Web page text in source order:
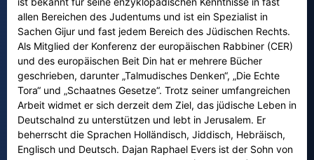
allen Bereichen des Judentums und ist ein Spezialist in
Sachen Gijur und fast jedem Bereich des Jüdischen Rechts.
Als Mitglied der Konferenz der europäischen Rabbiner (CER)
und des europäischen Beit Din hat er mehrere Bücher
geschrieben, darunter „Talmudisches Denken“, „Die Echte
Tora“ und „Schaatnes Gesetze“. Trotz seiner umfangreichen
Arbeit widmet er sich derzeit dem Ziel, das jüdische Leben in
Deutschalnd zu unterstützen und lebt in Jerusalem. Er
beherrscht die Sprachen Holländisch, Jiddisch, Hebräisch,
Englisch und Deutsch. Dajan Raphael Evers ist der Sohn von